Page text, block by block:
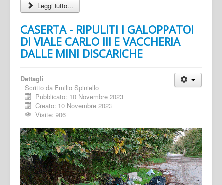
Leggi tutto...
CASERTA - RIPULITI I GALOPPATOI
DI VIALE CARLO III E VACCHERIA
DALLE MINI DISCARICHE
Dettagli
Scritto da Emilio Spiniello
Pubblicato: 10 Novembre 2023
Creato: 10 Novembre 2023
Visite: 906